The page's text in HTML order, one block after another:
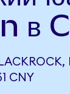
в
CNY